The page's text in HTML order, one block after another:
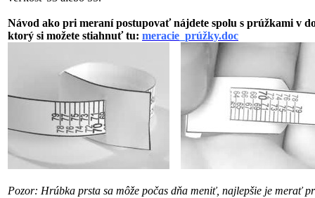
Návod ako pri meraní postupovať nájdete spolu s prúžkami v
ktorý si možete stiahnuť tu: meracie_prúžky.doc
Pozor: Hrúbka prsta sa môže počas dňa meniť, najlepšie je merať